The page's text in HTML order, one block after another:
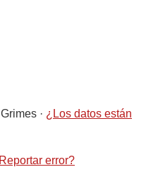
· ¿Los datos están
error?